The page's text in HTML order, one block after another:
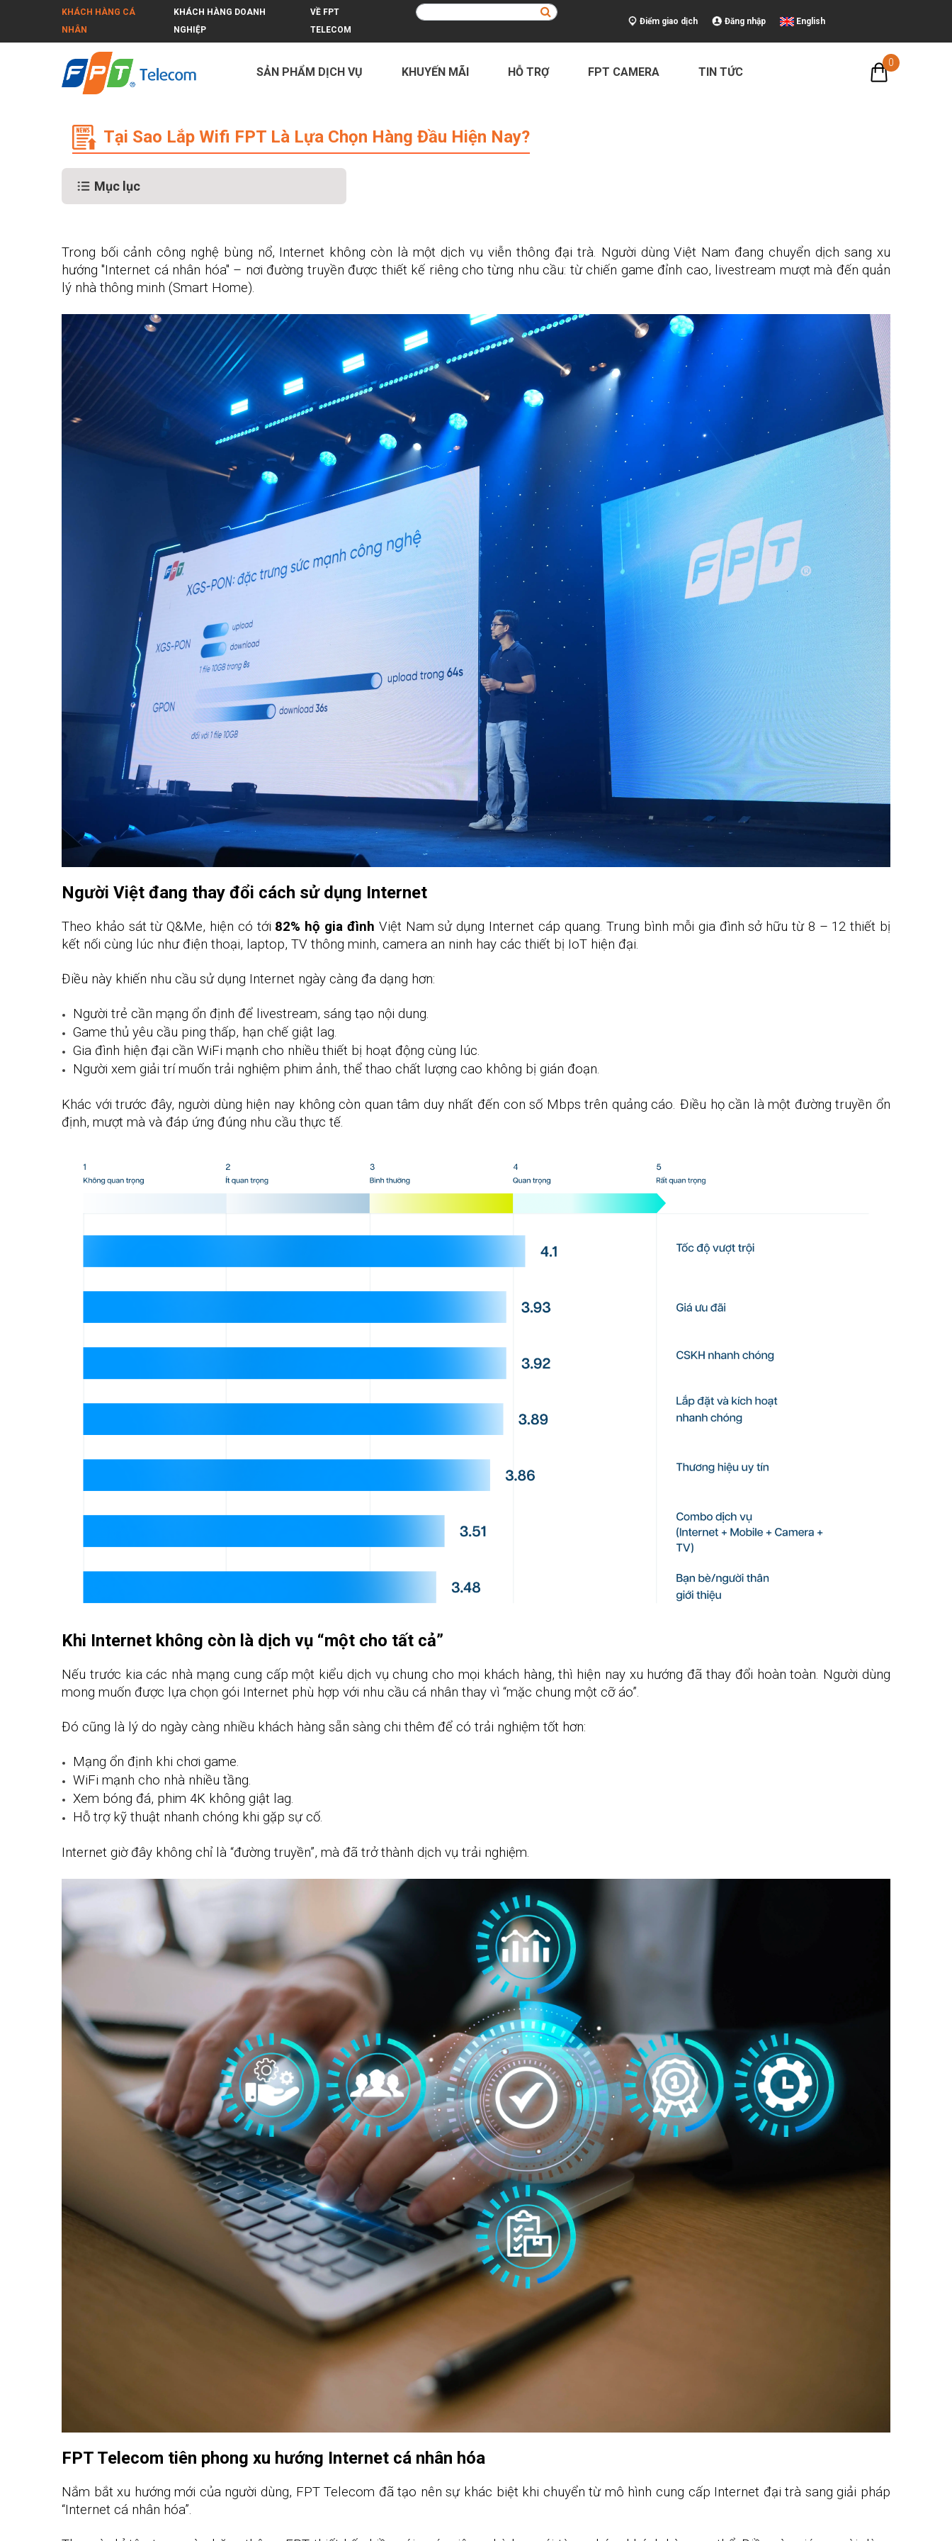
KHÁCH HÀNG CÁ
NHÂN
KHÁCH HÀNG DOANH
NGHIỆP
VỀ FPT
TELECOM
Điểm giao dịch Đăng nhập English
SẢN PHẨM DỊCH VỤ KHUYẾN MÃI HỖ TRỢ FPT CAMERA TIN TỨC
0
Tại Sao Lắp Wifi FPT Là Lựa Chọn Hàng Đầu Hiện Nay?
Mục lục
Trong bối cảnh công nghệ bùng nổ, Internet không còn là một dịch vụ viễn thông đại trà. Người dùng Việt Nam đang chuyển dịch sang xu
hướng "Internet cá nhân hóa" – nơi đường truyền được thiết kế riêng cho từng nhu cầu: từ chiến game đỉnh cao, livestream mượt mà đến quản
lý nhà thông minh (Smart Home).
Người Việt đang thay đổi cách sử dụng Internet
Theo khảo sát từ Q&Me, hiện có tới 82% hộ gia đình Việt Nam sử dụng Internet cáp quang. Trung bình mỗi gia đình sở hữu từ 8 – 12 thiết bị
kết nối cùng lúc như điện thoại, laptop, TV thông minh, camera an ninh hay các thiết bị IoT hiện đại.
Điều này khiến nhu cầu sử dụng Internet ngày càng đa dạng hơn:
Người trẻ cần mạng ổn định để livestream, sáng tạo nội dung.
Game thủ yêu cầu ping thấp, hạn chế giật lag.
Gia đình hiện đại cần WiFi mạnh cho nhiều thiết bị hoạt động cùng lúc.
Người xem giải trí muốn trải nghiệm phim ảnh, thể thao chất lượng cao không bị gián đoạn.
Khác với trước đây, người dùng hiện nay không còn quan tâm duy nhất đến con số Mbps trên quảng cáo. Điều họ cần là một đường truyền ổn
định, mượt mà và đáp ứng đúng nhu cầu thực tế.
Khi Internet không còn là dịch vụ “một cho tất cả”
Nếu trước kia các nhà mạng cung cấp một kiểu dịch vụ chung cho mọi khách hàng, thì hiện nay xu hướng đã thay đổi hoàn toàn. Người dùng
mong muốn được lựa chọn gói Internet phù hợp với nhu cầu cá nhân thay vì “mặc chung một cỡ áo”.
Đó cũng là lý do ngày càng nhiều khách hàng sẵn sàng chi thêm để có trải nghiệm tốt hơn:
Mạng ổn định khi chơi game.
WiFi mạnh cho nhà nhiều tầng.
Xem bóng đá, phim 4K không giật lag.
Hỗ trợ kỹ thuật nhanh chóng khi gặp sự cố.
Internet giờ đây không chỉ là “đường truyền”, mà đã trở thành dịch vụ trải nghiệm.
FPT Telecom tiên phong xu hướng Internet cá nhân hóa
Nắm bắt xu hướng mới của người dùng, FPT Telecom đã tạo nên sự khác biệt khi chuyển từ mô hình cung cấp Internet đại trà sang giải pháp
“Internet cá nhân hóa”.